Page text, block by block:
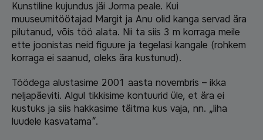
Kunstiline kujundus jäi Jorma peale. Kui
muuseumitöötajad Margit ja Anu olid kanga servad ära
pilutanud, võis töö alata. Nii ta siis 3 m korraga meile
ette joonistas neid figuure ja tegelasi kangale (rohkem
korraga ei saanud, oleks ära kustunud).
Töödega alustasime 2001 aasta novembris – ikka
neljapäeviti. Algul tikkisime kontuurid üle, et ära ei
kustuks ja siis hakkasime täitma kus vaja, nn. „liha
luudele kasvatama“.